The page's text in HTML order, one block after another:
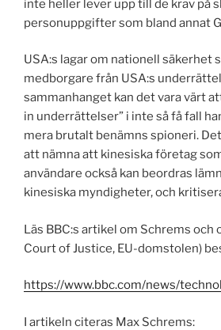
inte heller lever upp till de krav på
personuppgifter som bland annat
USA:s lagar om nationell säkerhet
medborgare från USA:s
sammanhanget kan det vara värt
in underrättelser” i inte så få fall
mera brutalt benämns spioneri.
att nämna att kinesiska företag
användare också kan beordras
kinesiska myndigheter, och
Läs BBC:s artikel om Schrems och
Court of Justice, EU-domstolen)
https://www.bbc.com/news/
I artikeln citeras Max Schrems: